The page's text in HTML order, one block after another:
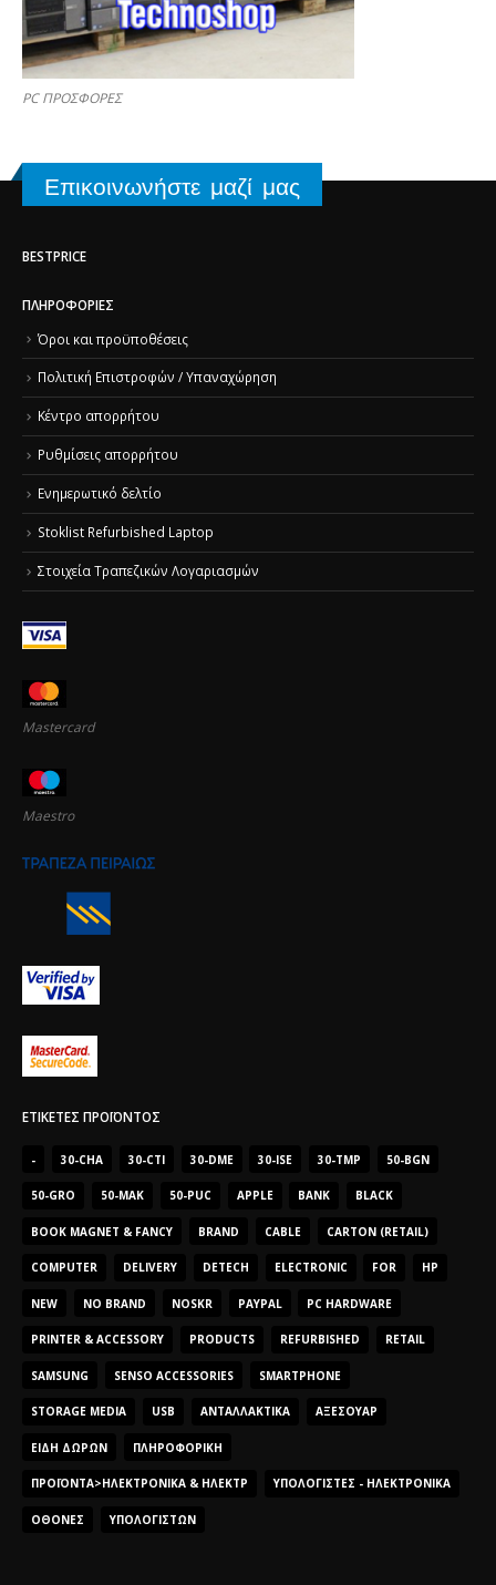
PC ΠΡΟΣΦΟΡΕΣ
Επικοινωνήστε μαζί μας
BESTPRICE
ΠΛΗΡΟΦΟΡΊΕΣ
Όροι και προϋποθέσεις
Πολιτική Επιστροφών / Υπαναχώρηση
Κέντρο απορρήτου
Ρυθμίσεις απορρήτου
Ενημερωτικό δελτίο
Stoklist Refurbished Laptop
Στοιχεία Τραπεζικών Λογαριασμών
Mastercard
Maestro
ΕΤΙΚΈΤΕΣ ΠΡΟΪΌΝΤΟΣ
- 30-CHA 30-CTI 30-DME 30-ISE 30-TMP 50-BGN
50-GRO 50-MAK 50-PUC APPLE BANK BLACK
BOOK MAGNET & FANCY BRAND CABLE CARTON (RETAIL)
COMPUTER DELIVERY DETECH ELECTRONIC FOR HP
NEW NO BRAND NOSKR PAYPAL PC HARDWARE
PRINTER & ACCESSORY PRODUCTS REFURBISHED RETAIL
SAMSUNG SENSO ACCESSORIES SMARTPHONE
STORAGE MEDIA USB ΑΝΤΑΛΛΑΚΤΙΚΆ ΑΞΕΣΟΥΆΡ
ΕΊΔΗ ΔΏΡΩΝ ΠΛΗΡΟΦΟΡΙΚΉ
ΠΡΟΪΌΝΤΑ>ΗΛΕΚΤΡΟΝΙΚΆ & ΗΛΕΚΤΡ ΥΠΟΛΟΓΙΣΤΈΣ - ΗΛΕΚΤΡΟΝΙΚΆ
ΟΘΌΝΕΣ ΥΠΟΛΟΓΙΣΤΏΝ